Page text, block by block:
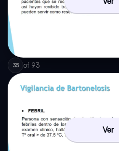
35 of 93
Ver